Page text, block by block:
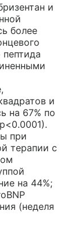
и
более
и
на 67% по
при
терапии с
на 44%;
(неделя